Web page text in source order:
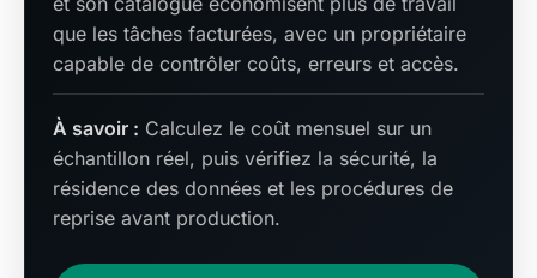
que les tâches facturées, avec un propriétaire
capable de contrôler coûts, erreurs et accès.
À savoir : Calculez le coût mensuel sur un
échantillon réel, puis vérifiez la sécurité, la
résidence des données et les procédures de
reprise avant production.